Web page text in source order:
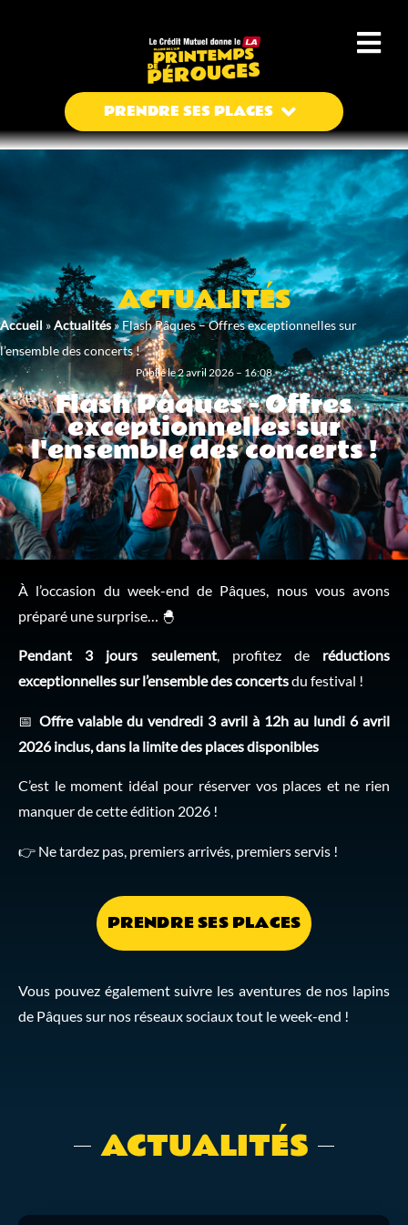
Menu
ACTUALITÉS
Accueil »Actualités» Flash Pâques – Offres exceptionnelles sur
l’ensemble des concerts !
Publié le 2 avril 2026 – 16:08
Flash Pâques - Offres
exceptionnelles sur
l'ensemble des concerts !
À l’occasion du week-end de Pâques, nous vous avons
préparé une surprise… 🐣
Pendant 3 jours seulement, profitez de réductions
exceptionnelles sur l’ensemble des concertsdu festival !
📅 Offre valable du vendredi 3 avril à 12h au lundi 6 avril
2026 inclus, dans la limite des places disponibles
C’est le moment idéal pour réserver vos places et ne rien
manquer de cette édition 2026 !
👉 Ne tardez pas, premiers arrivés, premiers servis !
PRENDRE SES PLACES
Vous pouvez également suivre les aventures de nos lapins
de Pâques sur nos réseaux sociaux tout le week-end !
ACTUALITÉS